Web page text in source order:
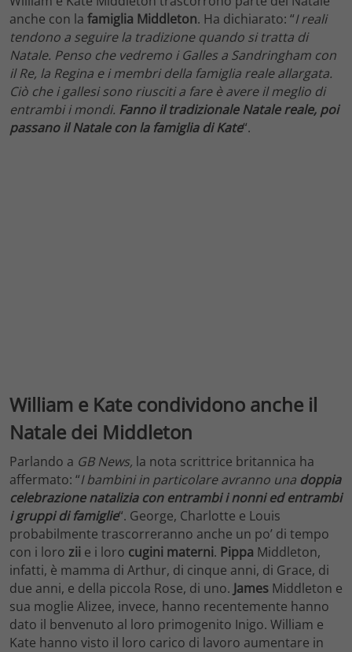
anche con la famiglia Middleton. Ha dichiarato: “I reali
tendono a seguire la tradizione quando si tratta di
Natale. Penso che vedremo i Galles a Sandringham con
il Re, la Regina e i membri della famiglia reale allargata.
Ciò che i gallesi sono riusciti a fare è avere il meglio di
entrambi i mondi. Fanno il tradizionale Natale reale, poi
passano il Natale con la famiglia di Kate“.
William e Kate condividono anche il
Natale dei Middleton
Parlando a GB News, la nota scrittrice britannica ha
affermato: “I bambini in particolare avranno una doppia
celebrazione natalizia con entrambi i nonni ed entrambi
i gruppi di famiglie“. George, Charlotte e Louis
probabilmente trascorreranno anche un po’ di tempo
con i loro zii e i loro cugini materni. Pippa Middleton,
infatti, è mamma di Arthur, di cinque anni, di Grace, di
due anni, e della piccola Rose, di uno. James Middleton e
sua moglie Alizee, invece, hanno recentemente hanno
dato il benvenuto al loro primogenito Inigo. William e
Kate hanno visto il loro carico di lavoro aumentare in